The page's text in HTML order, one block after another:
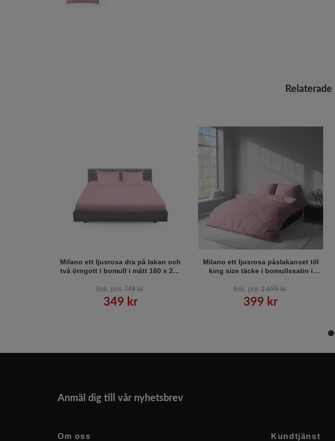
Milano ett ljusrosa dra på lakan och
två örngott i bomull i mått 160 x 200
design
Rek. pris 749 kr
349 kr
Milano ett ljusrosa påslakanset till
king size täcke i bomullssatin i
i botten, från Indusia design
Rek. pris 1 699 kr
399 kr
Anmäl dig till vår nyhetsbrev
Om oss Kundtjänst